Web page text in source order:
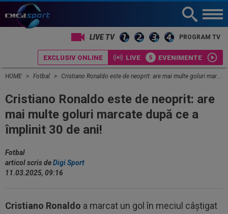
LIVE TV PROGRAM TV
EXCLUSIV ONLINE LIVE EVENIMENTE
HOME Fotbal Cristiano Ronaldo este de neoprit: are mai multe goluri marcate după ce a împlinit 30 de ani!
Cristiano Ronaldo este de neoprit: are
mai multe goluri marcate după ce a
împlinit 30 de ani!
Fotbal
articol scris deDigi Sport
11.03.2025, 09:16
Cristiano Ronaldo a marcat un gol în meciul câştigat